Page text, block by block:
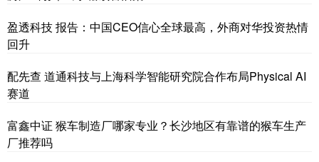
盈透科技 报告：中国CEO信心全球最高，外商对华投资热情
回升
配先查 道通科技与上海科学智能研究院合作布局Physical AI
赛道
富鑫中证 猴车制造厂哪家专业？长沙地区有靠谱的猴车生产
厂推荐吗